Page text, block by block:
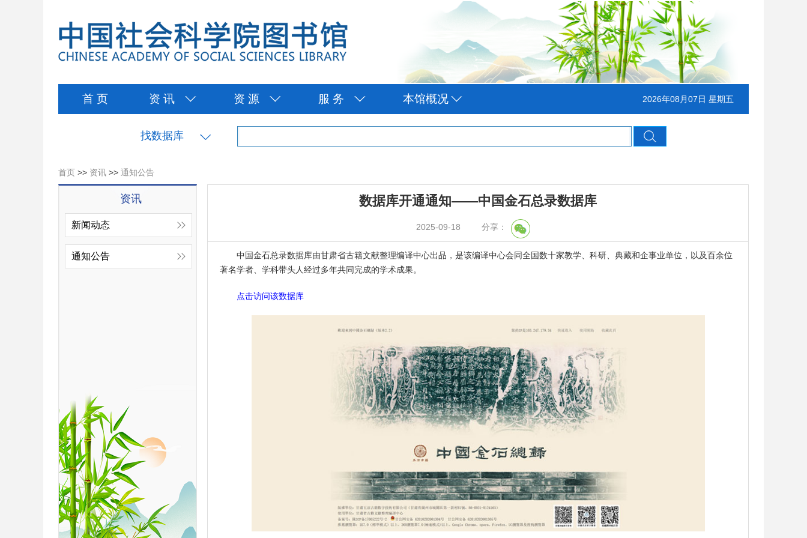
首 页 资 讯 资 源 服 务 本馆概况 2026年08月07日 星期五
找数据库
首页 >> 资讯 >> 通知公告
资讯
新闻动态
通知公告
数据库开通通知——中国金石总录数据库
2025-09-18 分享：
中国金石总录数据库由甘肃省古籍文献整理编译中心出品，是该编译中心会同全国数十家教学、科研、典藏和企事业单位，以及百余位
著名学者、学科带头人经过多年共同完成的学术成果。
点击访问该数据库